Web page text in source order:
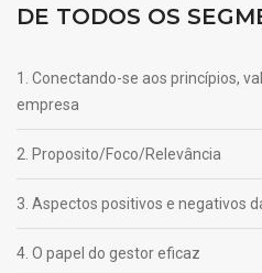
DE TODOS OS
1. Conectando-se aos princípios,
empresa
2. Proposito/Foco/Relevância
3. Aspectos positivos e negativos
4. O papel do gestor eficaz